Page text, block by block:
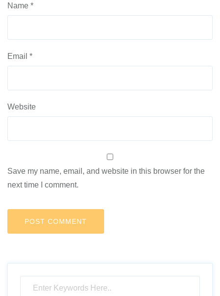
Name *
Email *
Website
Save my name, email, and website in this browser for the
next time I comment.